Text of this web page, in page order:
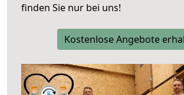
finden Sie nur bei uns!
Kostenlose Angebote